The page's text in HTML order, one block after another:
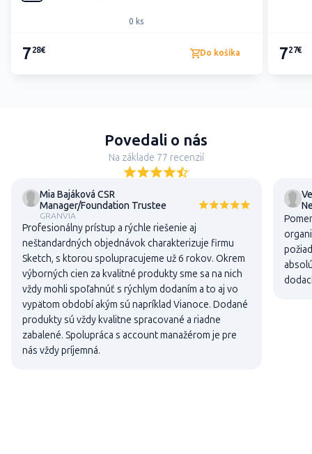
0 ks
7 28€ Do košíka 727€
Povedali o nás
Na základe 77 recenzií
Mia Bajáková CSR
Manager/Foundation Trustee
GRANVIA
Profesionálny prístup a rýchle riešenie aj
neštandardných objednávok charakterizuje firmu
Sketch, s ktorou spolupracujeme už 6 rokov. Okrem
výborných cien za kvalitné produkty sme sa na nich
vždy mohli spoľahnúť s rýchlym dodaním a to aj vo
vypätom období akým sú napríklad Vianoce. Dodané
produkty sú vždy kvalitne spracované a riadne
zabalené. Spolupráca s account manažérom je pre
nás vždy príjemná.